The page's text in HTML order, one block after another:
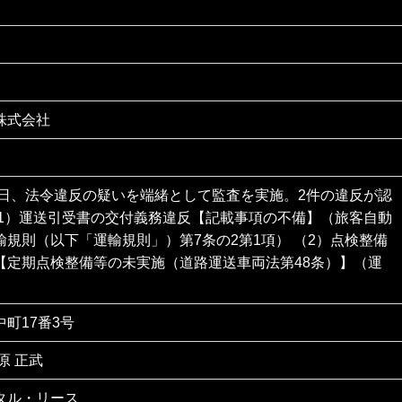
式会社
、法令違反の疑いを端緒として監査を実施。2件の違反が認
運送引受書の交付義務違反【記載事項の不備】（旅客自動
規則（以下「運輸規則」）第7条の2第1項） （2）点検整備
定期点検整備等の未実施（道路運送車両法第48条）】（運
町17番3号
正武
ル・リース